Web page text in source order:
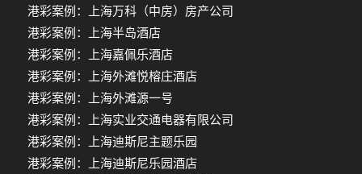
港彩案例：上海万科（中房）房产公司
港彩案例：上海半岛酒店
港彩案例：上海嘉佩乐酒店
港彩案例：上海外滩悦榕庄酒店
港彩案例：上海外滩源一号
港彩案例：上海实业交通电器有限公司
港彩案例：上海迪斯尼主题乐园
港彩案例：上海迪斯尼乐园酒店